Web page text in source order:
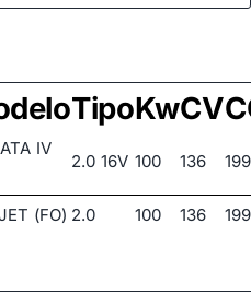
TipoKwCV
IV
2.0 16V 100 136
(FO) 2.0 100 136